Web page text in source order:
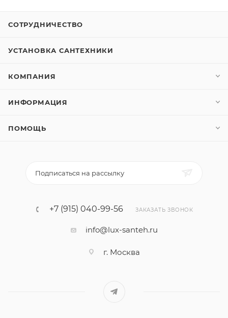
СОТРУДНИЧЕСТВО
УСТАНОВКА САНТЕХНИКИ
КОМПАНИЯ
ИНФОРМАЦИЯ
ПОМОЩЬ
Подписаться на рассылку
+7 (915) 040-99-56 ЗАКАЗАТЬ ЗВОНОК
info@lux-santeh.ru
г. Москва